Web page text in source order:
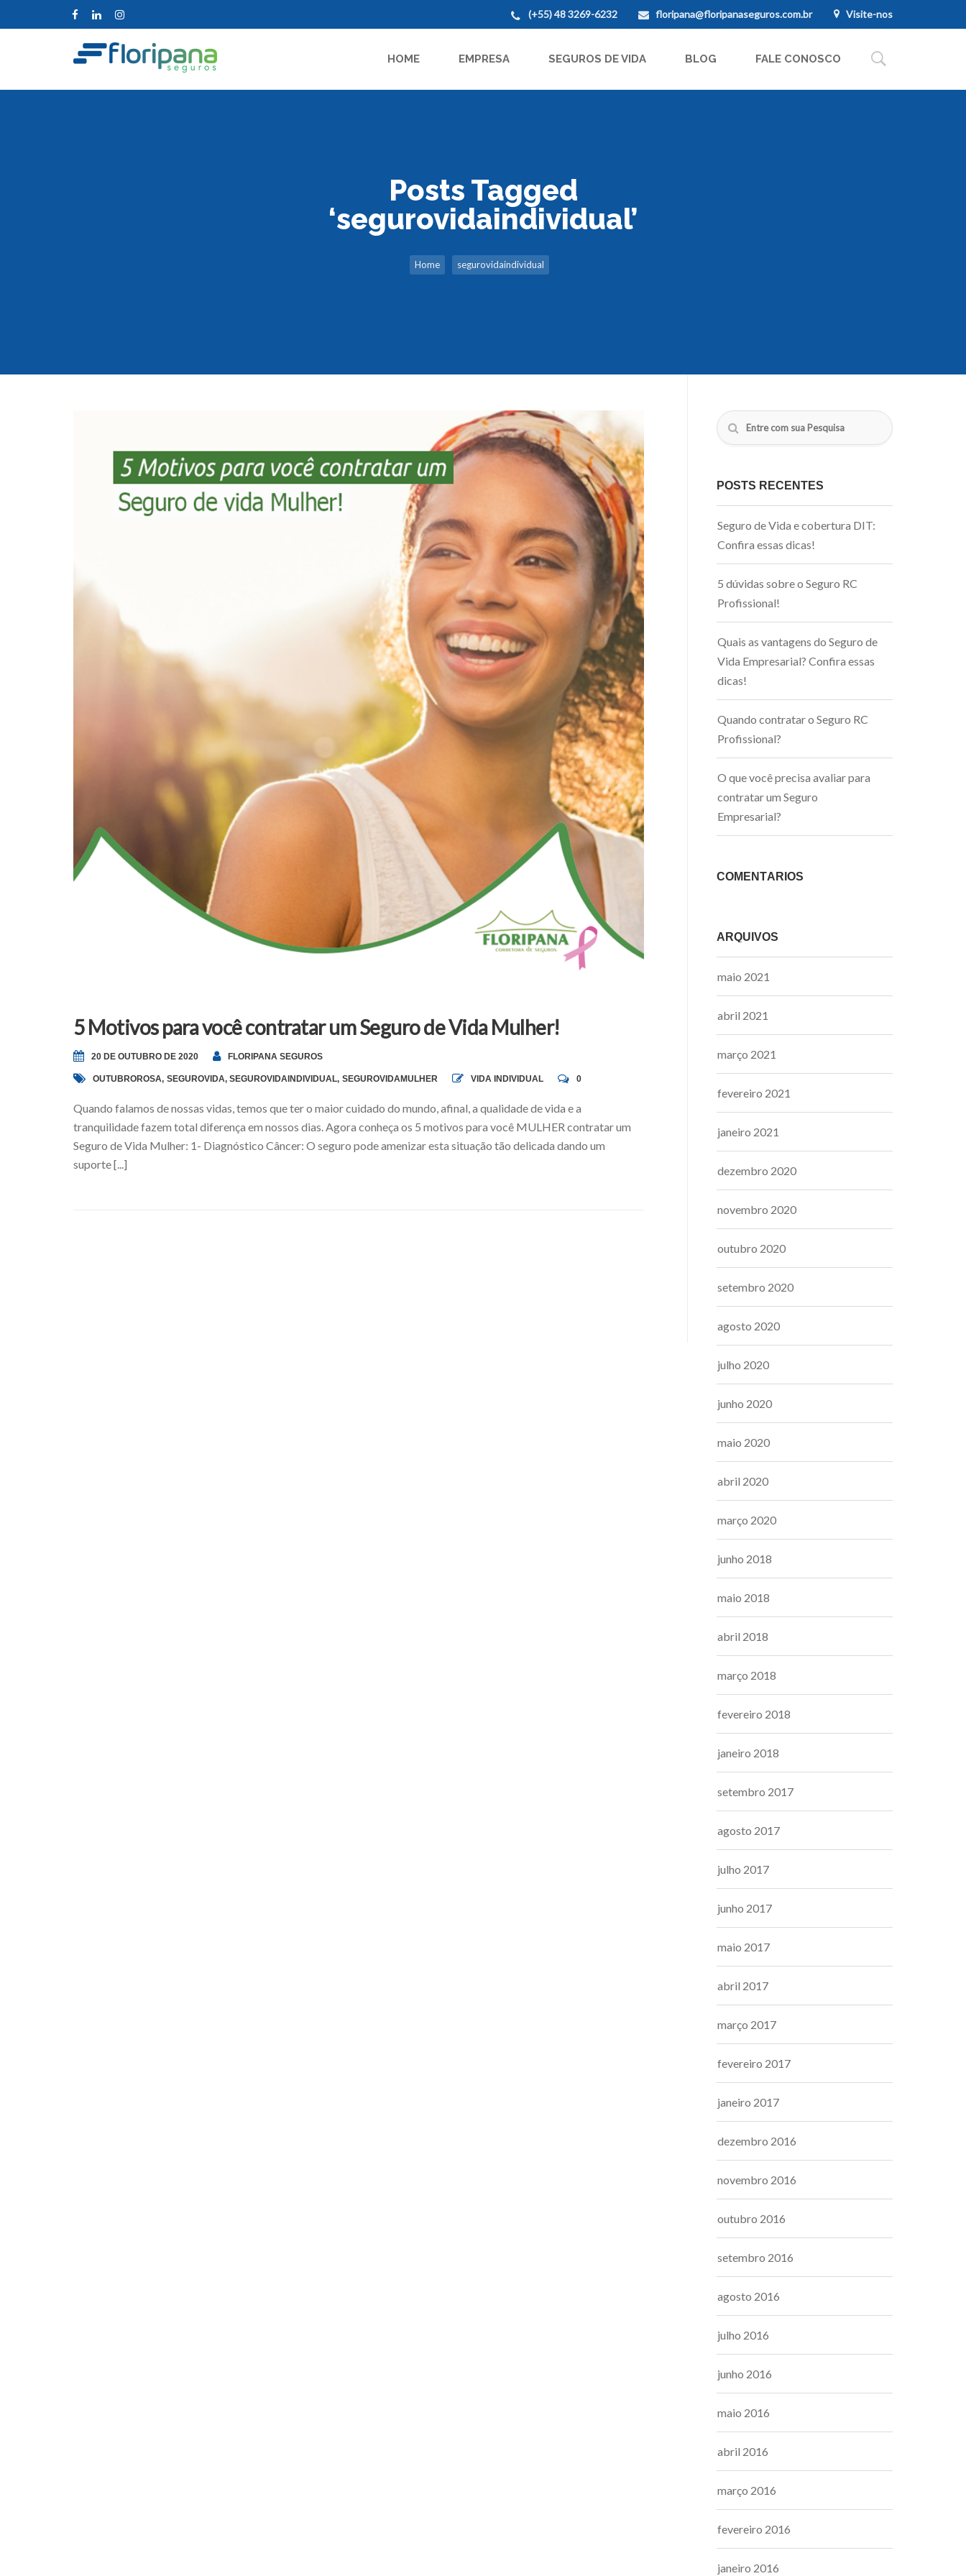
(+55) 48 3269-6232 floripana@floripanaseguros.com.br Visite-nos
HOME EMPRESA SEGUROS DE VIDA BLOG FALE CONOSCO
Posts Tagged
‘segurovidaindividual’
Home segurovidaindividual
5 Motivos para você contratar um Seguro de Vida Mulher!
20 DE OUTUBRO DE 2020 FLORIPANA SEGUROS
OUTUBROROSA, SEGUROVIDA, SEGUROVIDAINDIVIDUAL, SEGUROVIDAMULHER VIDA INDIVIDUAL 0
Quando falamos de nossas vidas, temos que ter o maior cuidado do mundo, afinal, a qualidade de vida e a
tranquilidade fazem total diferença em nossos dias. Agora conheça os 5 motivos para você MULHER contratar um
Seguro de Vida Mulher: 1- Diagnóstico Câncer: O seguro pode amenizar esta situação tão delicada dando um
suporte [...]
POSTS RECENTES
Seguro de Vida e cobertura DIT:
Confira essas dicas!
5 dúvidas sobre o Seguro RC
Profissional!
Quais as vantagens do Seguro de
Vida Empresarial? Confira essas
dicas!
Quando contratar o Seguro RC
Profissional?
O que você precisa avaliar para
contratar um Seguro
Empresarial?
COMENTÁRIOS
ARQUIVOS
maio 2021
abril 2021
março 2021
fevereiro 2021
janeiro 2021
dezembro 2020
novembro 2020
outubro 2020
setembro 2020
agosto 2020
julho 2020
junho 2020
maio 2020
abril 2020
março 2020
junho 2018
maio 2018
abril 2018
março 2018
fevereiro 2018
janeiro 2018
setembro 2017
agosto 2017
julho 2017
junho 2017
maio 2017
abril 2017
março 2017
fevereiro 2017
janeiro 2017
dezembro 2016
novembro 2016
outubro 2016
setembro 2016
agosto 2016
julho 2016
junho 2016
maio 2016
abril 2016
março 2016
fevereiro 2016
janeiro 2016